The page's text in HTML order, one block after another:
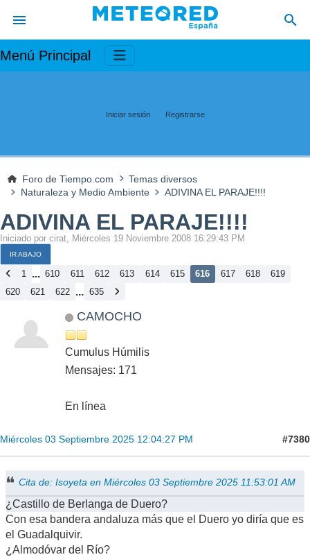
Menú Principal
Iniciar sesión Registrarse
Foro de Tiempo.com
Temas diversos
Naturaleza y Medio Ambiente
ADIVINA EL PARAJE!!!!
ADIVINA EL PARAJE!!!!
Iniciado por cirat, Miércoles 19 Noviembre 2008 16:29:43 PM
IR ABAJO
1 ... 610 611 612 613 614 615 616 617 618
619
620
621 622 ... 635
CAMOCHO
Cumulus Húmilis
Mensajes: 171
En línea
Miércoles 03 Septiembre 2025 12:04:27 PM #7380
Cita de: Isoyeta en Miércoles 03 Septiembre 2025 11:53:01 AM
¿Castillo de Berlanga de Duero?
Con esa bandera andaluza más que el Duero yo diría que es
el Guadalquivir.
¿Almodóvar del Río?